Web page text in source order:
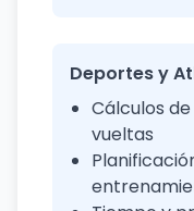
Deportes y
Cálculos
vueltas